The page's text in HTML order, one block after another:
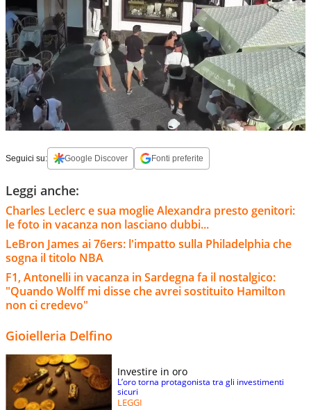
Seguici su: Google Discover Fonti preferite
Leggi anche:
Charles Leclerc e sua moglie Alexandra presto genitori:
le foto in vacanza non lasciano dubbi...
LeBron James ai 76ers: l'impatto sulla Philadelphia che
sogna il titolo NBA
F1, Antonelli in vacanza in Sardegna fa il nostalgico:
"Quando Wolff mi disse che avrei sostituito Hamilton
non ci credevo"
Gioielleria Delfino
Investire in oro
L’oro torna protagonista tra gli investimenti
sicuri
LEGGI